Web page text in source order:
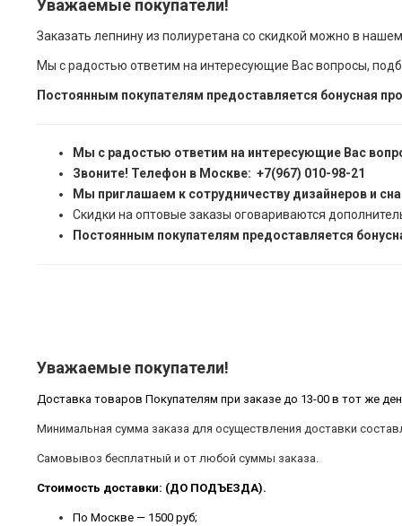
Уважаемые покупатели!
Заказать лепнину из полиуретана со скидкой можно в
Мы с радостью ответим на интересующие Вас вопросы,
Постоянным покупателям предоставляется бонусная
Мы с радостью ответим на интересующие Вас
Звоните! Телефон в Москве: +7(967) 010-98-21
Мы приглашаем к сотрудничеству дизайнеров и
Скидки на оптовые заказы оговариваются
Постоянным покупателям предоставляется
Уважаемые покупатели!
Доставка товаров Покупателям при заказе до 13-00 в тот же
Минимальная сумма заказа для осуществления доставки
Самовывоз бесплатный и от любой суммы заказа.
Стоимость доставки: (ДО ПОДЪЕЗДА).
По Москве — 1500 руб;